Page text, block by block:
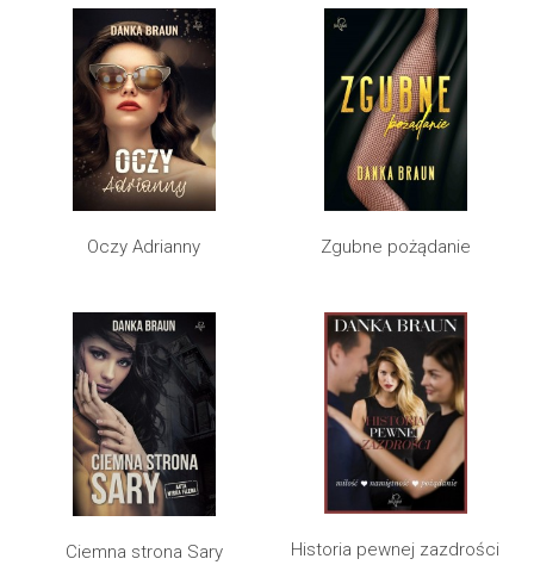
Oczy Adrianny Zgubne pożądanie
Ciemna strona Sary Historia pewnej zazdrości